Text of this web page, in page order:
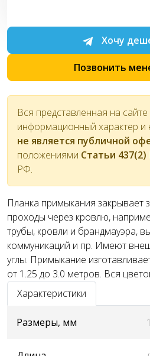
Хочу
Позвонить
Вся представленная на
информационный характер и
не является публичной
положениями Статьи 437(2)
РФ.
Планка примыкания закрывает
проходы через кровлю,
трубы, кровли и брандмауэра,
коммуникаций и пр. Имеют
углы. Примыкание
от 1.25 до 3.0 метров. Вся
Характеристики
Размеры, мм